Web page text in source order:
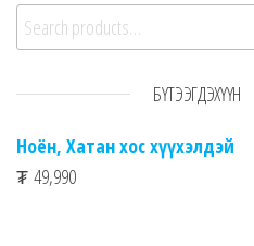
Search for:
БҮТЭЭГДЭХҮҮН
Ноён, Хатан хос хүүхэлдэй
₮ 49,990